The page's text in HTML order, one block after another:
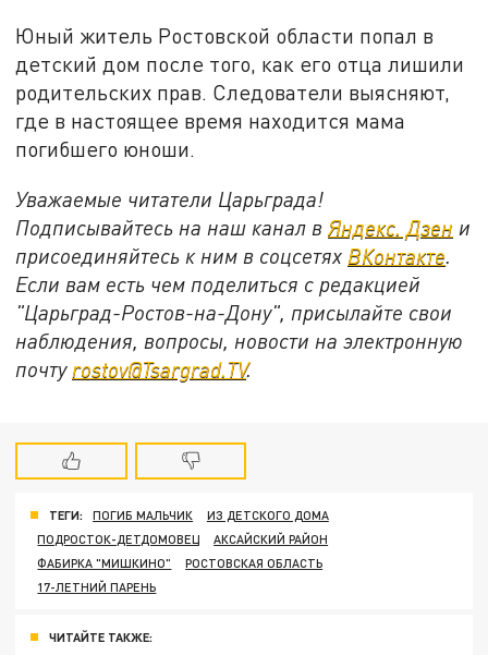
Юный житель Ростовской области попал в
детский дом после того, как его отца лишили
родительских прав. Следователи выясняют,
где в настоящее время находится мама
погибшего юноши.
Уважаемые читатели Царьграда!
Подписывайтесь на наш канал в Яндекс. Дзен и
присоединяйтесь к ним в соцсетях ВКонтакте
Если вам есть чем поделиться с редакцией
"Царьград-Ростов-на-Дону", присылайте свои
наблюдения, вопросы, новости на электронную
почту rostov@Tsargrad.ТV.
ТЕГИ: ПОГИБ МАЛЬЧИК
ИЗ ДЕТСКОГО ДОМА
ПОДРОСТОК-ДЕТДОМОВЕЦ
АКСАЙСКИЙ РАЙОН
ФАБИРКА "МИШКИНО"
РОСТОВСКАЯ ОБЛАСТЬ
17-ЛЕТНИЙ ПАРЕНЬ
ЧИТАЙТЕ ТАКЖЕ: